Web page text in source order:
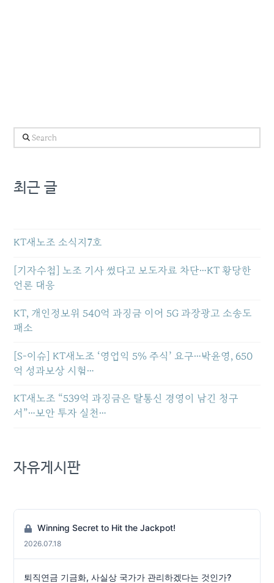
Search
최근 글
KT새노조 소식지7호
[기자수첩] 노조 기사 썼다고 보도자료 차단…KT 황당한
언론 대응
KT, 개인정보위 540억 과징금 이어 5G 과장광고 소송도
패소
[S-이슈] KT새노조 ‘영업익 5% 주식’ 요구…박윤영, 650
억 성과보상 시험…
KT새노조 “539억 과징금은 탈통신 경영이 남긴 청구
서”…보안 투자 실천…
자유게시판
Winning Secret to Hit the Jackpot!
2026.07.18
퇴직연금 기금화, 사실상 국가가 관리하겠다는 것인가?